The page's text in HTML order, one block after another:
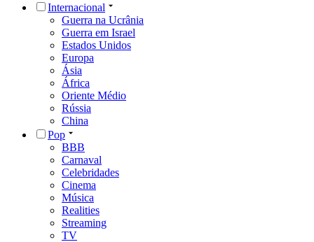
Internacional
Guerra na Ucrânia
Guerra em Israel
Estados Unidos
Europa
Ásia
África
Oriente Médio
Rússia
China
Pop
BBB
Carnaval
Celebridades
Cinema
Música
Realities
Streaming
TV